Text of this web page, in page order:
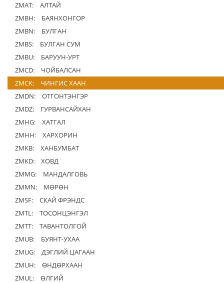
ZMAT:
АЛТАЙ
ZMBH:
БАЯНХОНГОР
ZMBN:
БУЛГАН
ZMBS:
БУЛГАН СУМ
ZMBU:
БАРУУН-УРТ
ZMCD:
ЧОЙБАЛСАН
ZMCK:
ЧИНГИС ХААН
ZMDN:
ОТГОНТЭНГЭР
ZMDZ:
ГУРВАНСАЙХАН
ZMHG:
ХАТГАЛ
ZMHH:
ХАРХОРИН
ZMKB:
ХАНБУМБАТ
ZMKD:
ХОВД
ZMMG:
МАНДАЛГОВЬ
ZMMN:
МӨРӨН
ZMSF:
СКАЙ ФРЭНДС
ZMTL:
ТОСОНЦЭНГЭЛ
ZMTT:
ТАВАНТОЛГОЙ
ZMUB:
БУЯНТ-УХАА
ZMUG:
ДЭГЛИЙ ЦАГААН
ZMUH:
ӨНДӨРХААН
ZMUL:
ӨЛГИЙ